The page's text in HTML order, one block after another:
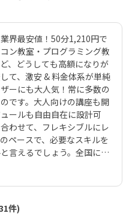
界最安値！50分1,210円で
ン教室・プログラミング教
、どうしても高額になりが
て、激安 & 料金体系が単純
ーにも大人気！常に多数の
です。大人向けの講座も開
ールも自由自在に設計可
わせて、フレキシブルにレ
ペースで、必要なスキルを
言えるでしょう。全国に20
と、お住まいの近くにあ
ね。 コースは「プログラミ
つと、パソコン操作を基本
の基礎講座」「ワードで
講座」などバラエティ豊
件)